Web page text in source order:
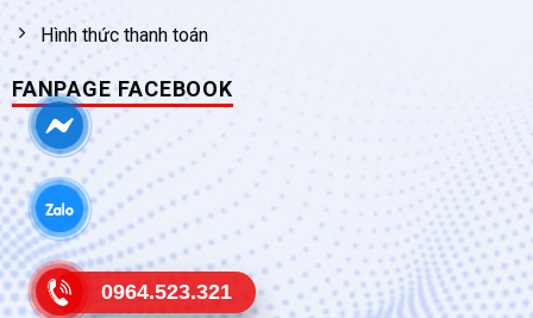
Hình thức thanh toán
FANPAGE FACEBOOK
0964.523.321